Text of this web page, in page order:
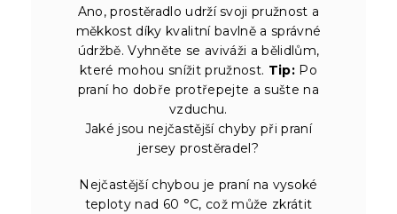
Ano, prostěradlo udrží svoji pružnost a
měkkost díky kvalitní bavlně a správné
údržbě. Vyhněte se aviváži a bělidlům,
které mohou snížit pružnost. Tip: Po
praní ho dobře protřepejte a sušte na
vzduchu.
Jaké jsou nejčastější chyby při praní
jersey prostěradel?
Nejčastější chybou je praní na vysoké
teploty nad 60 °C, což může zkrátit